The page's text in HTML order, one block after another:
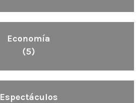
Economía
(5)
Espectáculos